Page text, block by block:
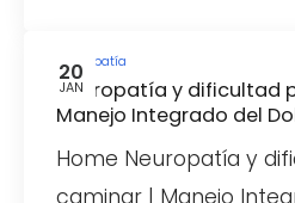
20
JAN
Neuropatía
Neuropatía y dificultad
Manejo Integrado del
Home Neuropatía y